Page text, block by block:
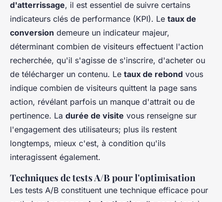
d'atterrissage, il est essentiel de suivre certains
indicateurs clés de performance (KPI). Le taux de
conversion demeure un indicateur majeur,
déterminant combien de visiteurs effectuent l'action
recherchée, qu'il s'agisse de s'inscrire, d'acheter ou
de télécharger un contenu. Le taux de rebond vous
indique combien de visiteurs quittent la page sans
action, révélant parfois un manque d'attrait ou de
pertinence. La durée de visite vous renseigne sur
l'engagement des utilisateurs; plus ils restent
longtemps, mieux c'est, à condition qu'ils
interagissent également.
Techniques de tests A/B pour l'optimisation
Les tests A/B constituent une technique efficace pour